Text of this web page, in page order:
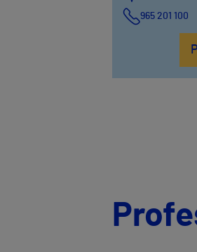
965 201 100